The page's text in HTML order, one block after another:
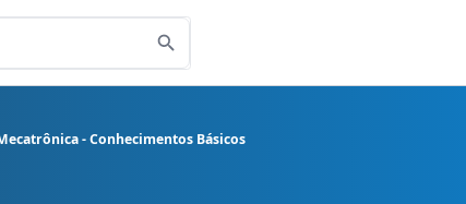
- Conhecimentos Básicos